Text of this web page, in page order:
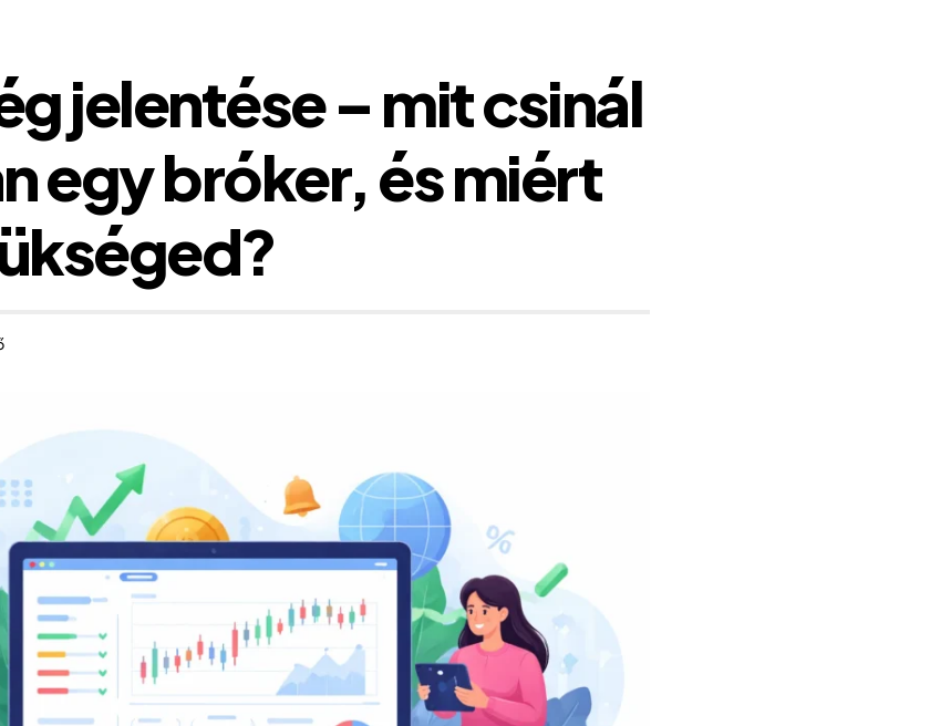
jelentése – mit csinál
egy bróker, és miért